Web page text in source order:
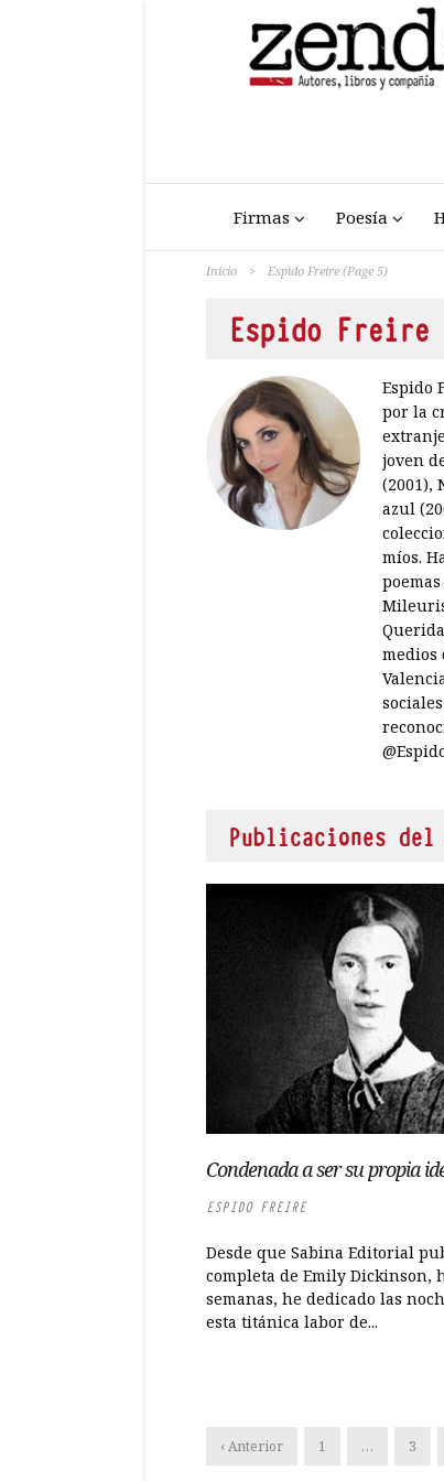
Firmas Poesía
Inicio > Espido Freire (Page 5)
Espido Freire
Espido
por la
joven
(2001),
azul
míos.
medios
Publicaciones
Condenada a ser su propia
ESPIDO FREIRE
Desde que Sabina Editorial
completa de Emily Dickinson,
semanas, he dedicado las
esta titánica labor de...
‹ Anterior 1 … 3